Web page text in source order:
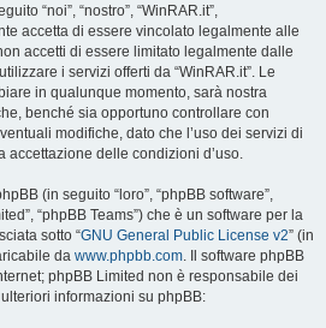
“noi”, “nostro”, “WinRAR.it”,
accetta di essere vincolato legalmente alle
accetti di essere limitato legalmente dalle
i servizi offerti da “WinRAR.it”. Le
in qualunque momento, sarà nostra
benché sia opportuno controllare con
modifiche, dato che l’uso dei servizi di
accettazione delle condizioni d’uso.
(in seguito “loro”, “phpBB software”,
“phpBB Teams”) che è un software per la
sotto “GNU General Public License v2” (in
da www.phpbb.com. Il software phpBB
phpBB Limited non è responsabile dei
informazioni su phpBB: